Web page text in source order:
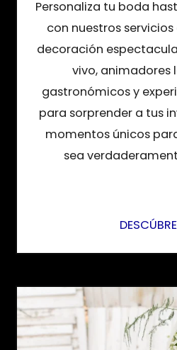
Personaliza tu boda
con nuestros servicios
decoración
vivo, animadores
gastronómicos y
para sorprender a tus
momentos únicos
sea